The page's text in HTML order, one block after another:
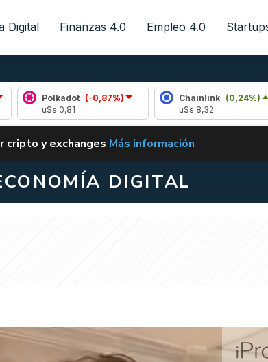
Digital Finanzas 4.0 Empleo 4.0
(-0,87%)
Chainlink
(0,24%)
cripto y exchanges CLARITY ACT EN ARGENTINA:
Más información
DIGITAL